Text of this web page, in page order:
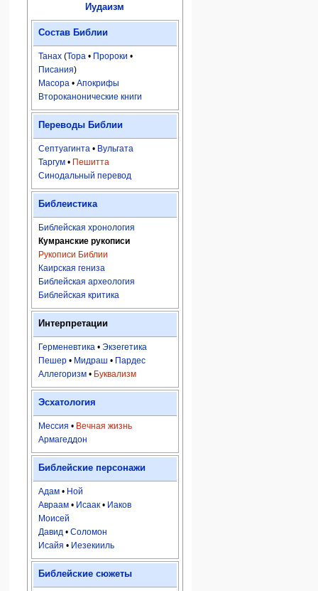
Иудаизм
Состав Библии
Танах(Тора • Пророки •
Писания)
Масора • Апокрифы
Второканонические книги
Переводы Библии
Септуагинта • Вульгата
Таргум• Пешитта
Синодальный перевод
Библеистика
Библейская хронология
Кумранские рукописи
Рукописи Библии
Каирская гениза
Библейская археология
Библейская критика
Интерпретации
Герменевтика • Экзегетика
Пешер• Мидраш • Пардес
Аллегоризм• Буквализм
Эсхатология
Мессия • Вечная жизнь
Армагеддон
Библейские персонажи
Адам• Ной
Авраам• Исаак• Иаков
Моисей
Давид • Соломон
Исайя • Иезекииль
Библейские сюжеты